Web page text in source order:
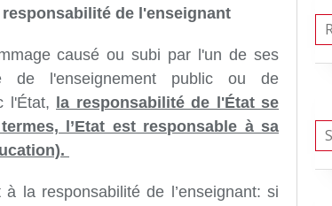
de l'enseignant
causé ou subi par l'un de ses
l'enseignement public ou de
l'État,
la responsabilité de l'État se
l’Etat est responsable à sa
la responsabilité de l’enseignant: si